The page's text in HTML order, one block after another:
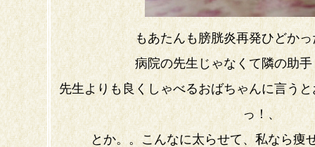
もあたんも膀胱炎再発ひどか
病院の先生じゃなくて隣の助
先生よりも良くしゃべるおばちゃんに言う
っ！、
とか。。こんなに太らせて、私なら痩